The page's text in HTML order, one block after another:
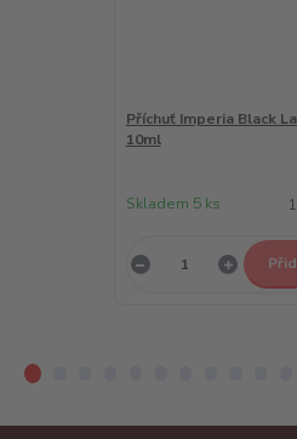
Příchuť Imperia Black
10ml
Skladem 5 ks